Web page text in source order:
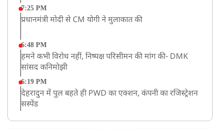
7:25 PM
प्रधानमंत्री मोदी से CM योगी ने मुलाकात की
6:48 PM
हमने कभी विरोध नहीं, निष्पक्ष परिसीमन की मांग की- DMK
सांसद कनिमोझी
6:19 PM
देहरादुन में पुल बहते ही PWD का एक्शन, कंपनी का रजिस्ट्रेशन
सस्पेंड